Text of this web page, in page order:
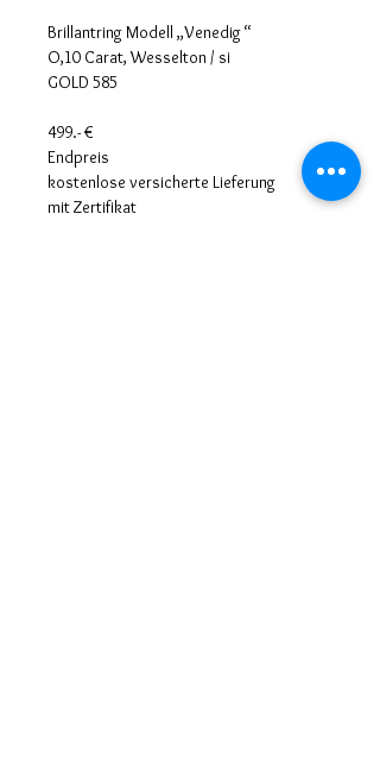
Brillantring Modell „Venedig “
O,10 Carat, Wesselton / si
GOLD 585
499.- €
Endpreis
kostenlose versicherte Lieferung
mit Zertifikat